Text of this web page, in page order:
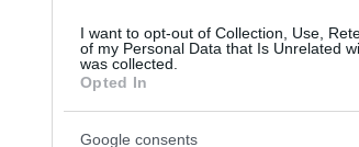
I want to opt-out of Collection, Use,
of my Personal Data that Is Unrelated
was collected.
Opted In
Google consents